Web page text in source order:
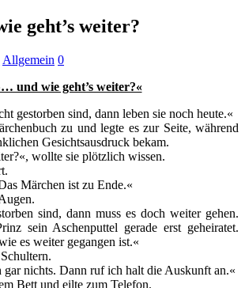
geht’s weiter?
Allgemein 0
und wie geht’s weiter?«
gestorben sind, dann leben sie noch heute.«
zu und legte es zur Seite, während
Gesichtsausdruck bekam.
wollte sie plötzlich wissen.
Märchen ist zu Ende.«
sind, dann muss es doch weiter gehen.
sein Aschenputtel gerade erst geheiratet.
es weiter gegangen ist.«
gar nichts. Dann ruf ich halt die Auskunft an.«
Bett und eilte zum Telefon.